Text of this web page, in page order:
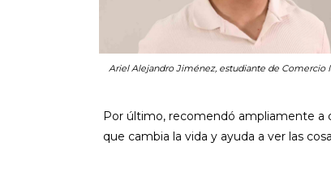
Ariel Alejandro Jiménez, estudiante de Comercio
Por último, recomendó ampliamente a
que cambia la vida y ayuda a ver las